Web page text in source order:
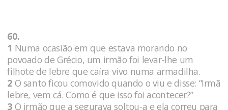
60.
1 Numa ocasião em que estava morando no
povoado de Grécio, um irmão foi levar-lhe um
filhote de lebre que caíra vivo numa armadilha.
2 O santo ficou comovido quando o viu e disse: “Irmã
lebre, vem cá. Como é que isso foi acontecer?”
3 O irmão que a segurava soltou-a e ela correu para